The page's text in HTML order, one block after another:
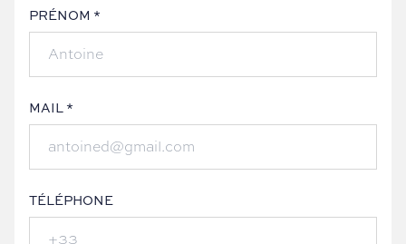
PRÉNOM *
MAIL *
TÉLÉPHONE